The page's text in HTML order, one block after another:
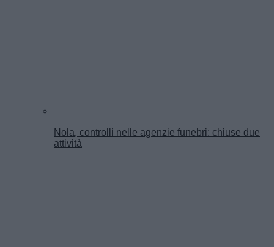
Nola, controlli nelle agenzie funebri: chiuse due
attività